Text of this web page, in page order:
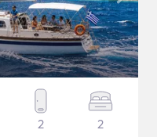
2 2